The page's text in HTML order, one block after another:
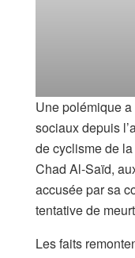
Une polémique
sociaux depuis
de cyclisme de
Chad Al-Saïd,
accusée par sa
tentative de
Les faits